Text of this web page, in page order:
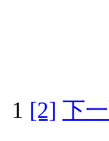
1 [2] 下